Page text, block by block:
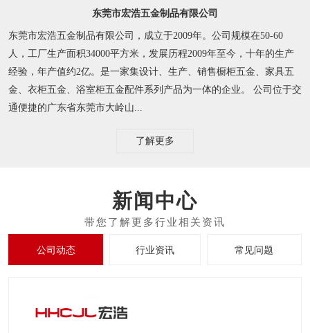
东莞市宏浩五金制品有限公司
东莞市宏浩五金制品有限公司，成立于2009年。公司规模在50-60
人，工厂生产面积34000平方米，发展历程2009年至今，十年的生产
经验，年产值约2亿。是一家集设计、生产、销售橱柜五金、家具五
金、衣柜五金、浴室柜五金配件系列产品为一体的企业。 公司位于交
通便捷的广东省东莞市大岭山...
了解更多
新闻中心
公司动态 行业资讯 常见问题